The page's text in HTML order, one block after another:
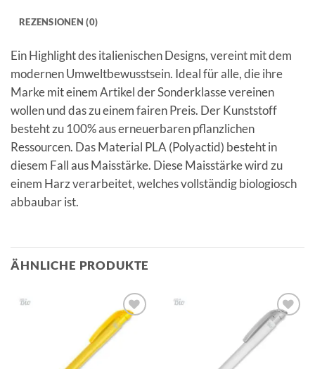
REZENSIONEN (0)
Ein Highlight des italienischen Designs, vereint mit dem
modernen Umweltbewusstsein. Ideal für alle, die ihre
Marke mit einem Artikel der Sonderklasse vereinen
wollen und das zu einem fairen Preis. Der Kunststoff
besteht zu 100% aus erneuerbaren pflanzlichen
Ressourcen. Das Material PLA (Polyactid) besteht in
diesem Fall aus Maisstärke. Diese Maisstärke wird zu
einem Harz verarbeitet, welches vollständig biologiosch
abbaubar ist.
ÄHNLICHE PRODUKTE
Auf die
Merkliste
Auf die
Merkliste